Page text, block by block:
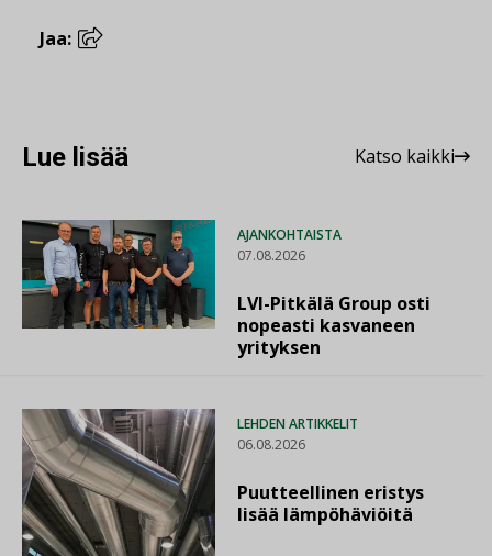
Jaa:
Lue lisää Katso kaikki
AJANKOHTAISTA
07.08.2026
LVI-Pitkälä Group osti
nopeasti kasvaneen
yrityksen
LEHDEN ARTIKKELIT
06.08.2026
Puutteellinen eristys
lisää lämpöhäviöitä